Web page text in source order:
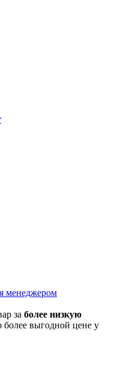
менеджером
за более низкую
более выгодной цене у